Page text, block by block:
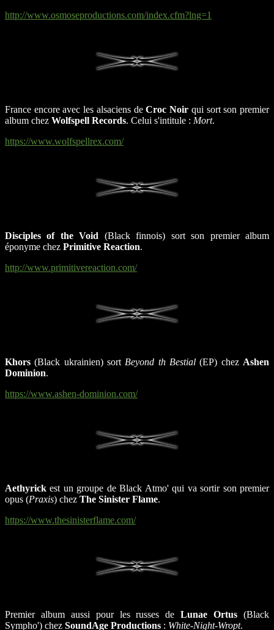
http://www.osmoseproductions.com/index.cfm?lng=1
France encore avec les alsaciens deCroc Noir qui sort son premier
album chez Wolfspell Records. Celui s'intitule : Mort.
https://www.wolfspellrex.com/
Disciples of the Void (Black finnois) sort son premier album
éponyme chez Primitive Reaction.
http://www.primitivereaction.com/
Khors(Black ukrainien) sort Beyond th Bestial (EP) chez Ashen
Dominion.
https://www.ashen-dominion.com/
Aethyrick est un groupe de Black Atmo' qui va sortir son premier
opus (Praxis) chez The Sinister Flame.
https://www.thesinisterflame.com/
Premier album aussi pour les russes deLunae Ortus(Black
Sympho') chez SoundAge Productions : White-Night-Wropt.